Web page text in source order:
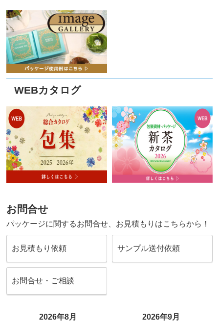
WEBカタログ
お問合せ
パッケージに関するお問合せ、お見積もりはこちらから！
お見積もり依頼 サンプル送付依頼
お問合せ・ご相談
2026年8月
2026年9月